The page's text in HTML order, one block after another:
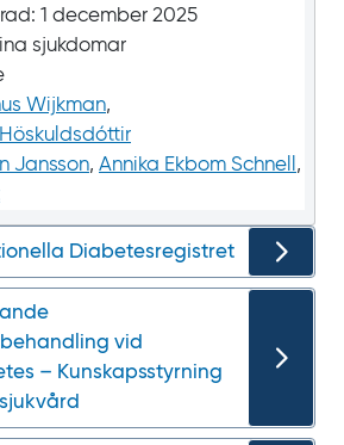
1 december 2025
sjukdomar
Wijkman,
Jansson, Annika Ekbom Schnell ,
Diabetesregistret
vid
– Kunskapsstyrning